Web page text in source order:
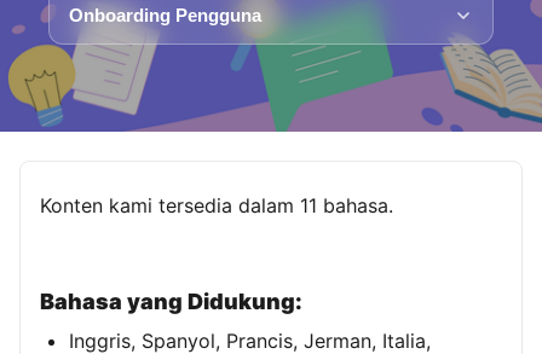
Onboarding Pengguna
Konten kami tersedia dalam 11 bahasa.
Bahasa yang Didukung:
Inggris, Spanyol, Prancis, Jerman, Italia,